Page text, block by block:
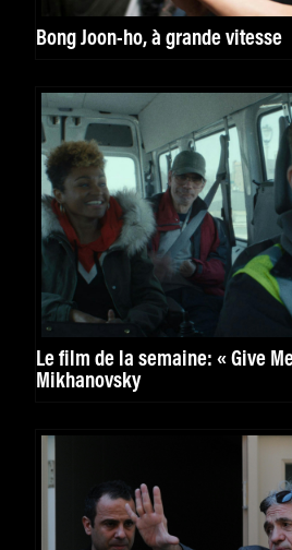
Bong Joon-ho, à grande vitesse
Le film de la semaine: « Give
Mikhanovsky